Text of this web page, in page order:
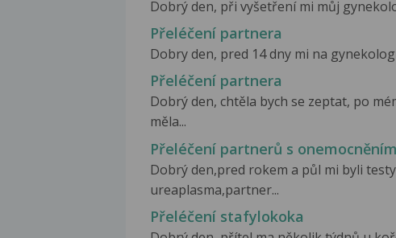
Dobrý den, při vyšetření mi můj
Přeléčení partnera
Dobry den, pred 14 dny mi na
Přeléčení partnera
Dobrý den, chtěla bych se zeptat, po
měla...
Přeléčení partnerů s
Dobrý den,pred rokem a půl mi byli
ureaplasma,partner...
Přeléčení stafylokoka